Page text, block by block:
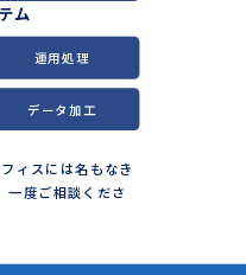
ム
運用処理
データ加工
ィスには名もなき
一度ご相談くださ